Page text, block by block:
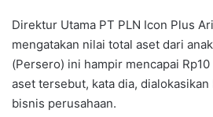
Direktur Utama PT PLN Icon Plus
mengatakan nilai total aset dari
(Persero) ini hampir mencapai
aset tersebut, kata dia,
bisnis perusahaan.